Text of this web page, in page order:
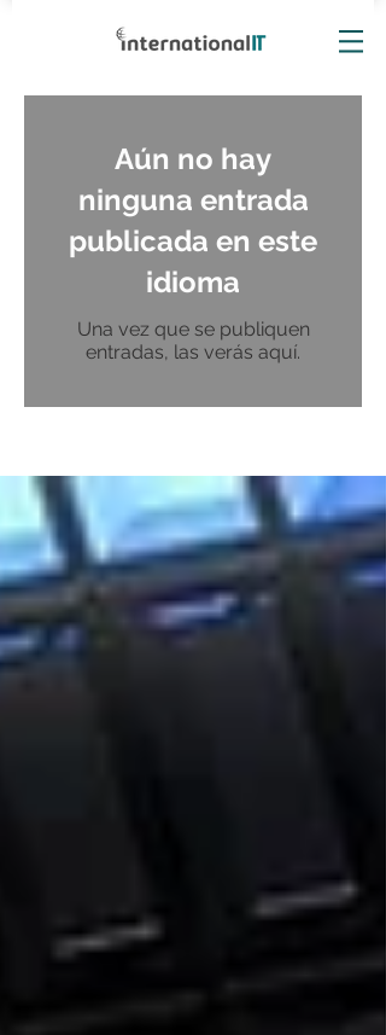
Aún no hay
ninguna entrada
publicada en este
idioma
Una vez que se publiquen
entradas, las verás aquí.